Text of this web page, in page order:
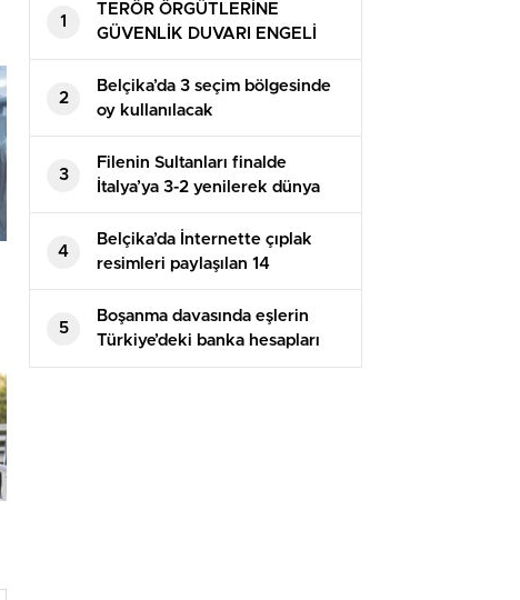
1
TERÖR ÖRGÜTLERİNE
GÜVENLİK DUVARI ENGELİ
2
Belçika’da 3 seçim bölgesinde
oy kullanılacak
3
Filenin Sultanları finalde
İtalya’ya 3-2 yenilerek dünya
ikincisi oldu
4
Belçika’da İnternette çıplak
resimleri paylaşılan 14
yaşındaki kız çocuğu intihar
etti
5
Boşanma davasında eşlerin
Türkiye’deki banka hesapları
paylaşılır mı?